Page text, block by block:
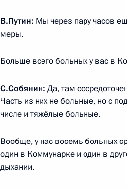
Встреча с врио губернатора
Развожаевым
Встреча с главой
19 марта 2020 года, 11:00
18 марта 2020 года, среда
В.Путин: Мы через пару часов
меры.
Больше всего больных у вас в
С.Собянин: Да, там
Часть из них не больные, но с
числе и тяжёлые больные.
Вообще, у нас восемь больных
один в Коммунарке и один в
дыхании.